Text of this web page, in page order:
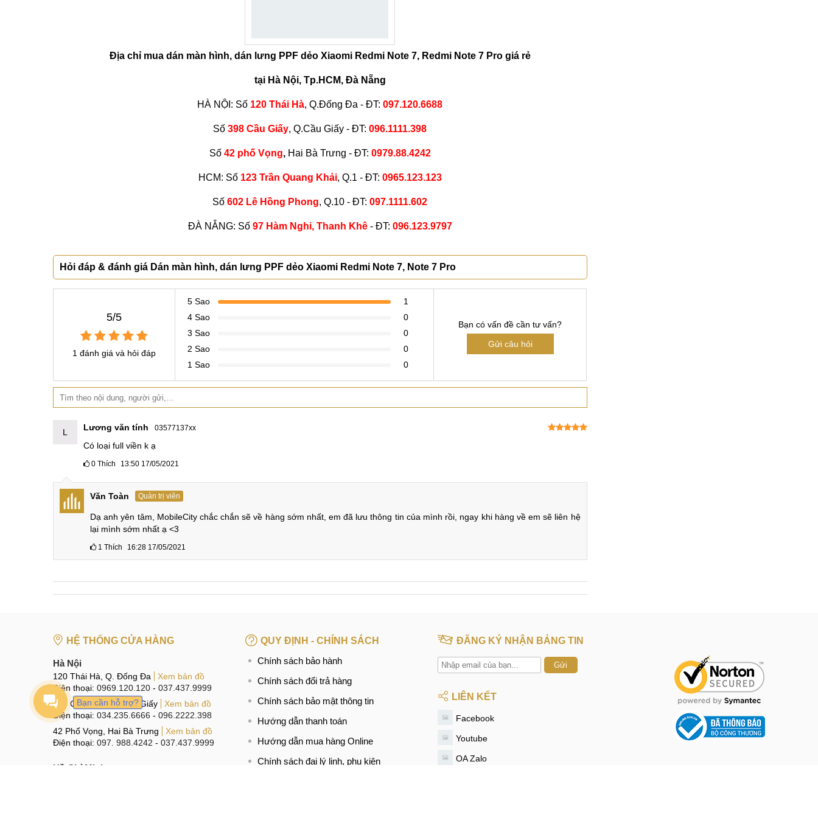
Địa chỉ mua dán màn hình, dán lưng PPF dẻo Xiaomi Redmi Note 7, Redmi Note 7 Pro giá rẻ
tại Hà Nội, Tp.HCM, Đà Nẵng
HÀ NỘI: Số 120 Thái Hà, Q.Đống Đa - ĐT:097.120.6688
Số398 Cầu Giấy, Q.Cầu Giấy - ĐT:096.1111.398
Số 42 phố Vọng,Hai Bà Trưng - ĐT: 0979.88.4242
HCM: Số 123 Trần Quang Khải, Q.1 - ĐT: 0965.123.123
Số 602 Lê Hồng Phong, Q.10 - ĐT: 097.1111.602
ĐÀ NẴNG: Số 97 Hàm Nghi, Thanh Khê- ĐT: 096.123.9797
Hỏi đáp & đánh giá Dán màn hình, dán lưng PPF dẻo Xiaomi Redmi Note 7, Note 7 Pro
5/5
1 đánh giá và hỏi đáp
5 Sao
1
4 Sao
0
3 Sao
0
2 Sao
0
1 Sao
0
Bạn có vấn đề cần tư vấn?
Gửi câu hỏi
L Lương văn tính 03577137xx
Có loại full viền k ạ
0 Thích 13:50 17/05/2021
Văn Toàn Quản trị viên
Dạ anh yên tâm, MobileCity chắc chắn sẽ về hàng sớm nhất, em đã lưu thông tin của mình rồi, ngay khi hàng về em sẽ liên hệ
lại mình sớm nhất ạ <3
1 Thích 16:28 17/05/2021
HỆ THỐNG CỬA HÀNG
Hà Nội
120 Thái Hà, Q. Đống Đa
Xem bản đồ
Điện thoại: 0969.120.120 - 037.437.9999
398 Cầu Giấy, Q. Cầu Giấy
Xem bản đồ
Điện thoại: 034.235.6666 - 096.2222.398
42 Phố Vọng, Hai Bà Trưng
Xem bản đồ
Điện thoại: 097. 988.4242 - 037.437.9999
Hồ Chí Minh
QUY ĐỊNH - CHÍNH SÁCH
Chính sách bảo hành
Chính sách đổi trả hàng
Chính sách bảo mật thông tin
Hướng dẫn thanh toán
Hướng dẫn mua hàng Online
Chính sách đại lý linh, phụ kiện
ĐĂNG KÝ NHẬN BẢNG TIN
Gửi
LIÊN KẾT
Facebook
Youtube
OA Zalo
Bạn cần hỗ trợ?